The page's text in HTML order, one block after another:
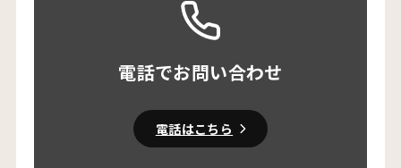
電話でお問い合わせ
電話はこちら